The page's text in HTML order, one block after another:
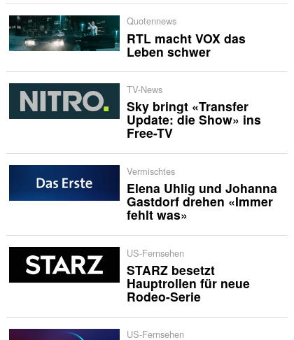
Quotennews
RTL macht VOX das
Leben schwer
TV-News
Sky bringt «Transfer
Update: die Show» ins
Free-TV
Vermischtes
Elena Uhlig und Johanna
Gastdorf drehen «Immer
fehlt was»
US-Fernsehen
STARZ besetzt
Hauptrollen für neue
Rodeo-Serie
US-Fernsehen